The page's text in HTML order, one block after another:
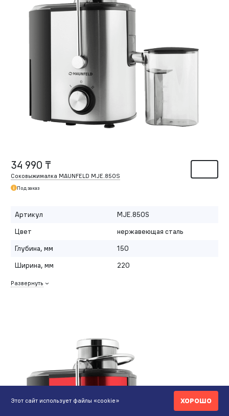
34 990 ₸
Соковыжималка MAUNFELD MJE.850S
Под заказ
Артикул
MJE.850S
Цвет
нержавеющая сталь
Глубина, мм
150
Ширина, мм
220
Развернуть
Этот сайт использует файлы «cookie» ХОРОШО